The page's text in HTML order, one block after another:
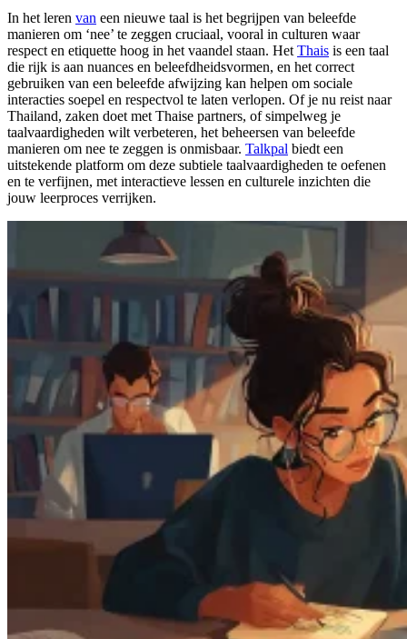
In het leren van een nieuwe taal is het begrijpen van beleefde
manieren om ‘nee’ te zeggen cruciaal, vooral in culturen waar
respect en etiquette hoog in het vaandel staan. Het Thais is een taal
die rijk is aan nuances en beleefdheidsvormen, en het correct
gebruiken van een beleefde afwijzing kan helpen om sociale
interacties soepel en respectvol te laten verlopen. Of je nu reist naar
Thailand, zaken doet met Thaise partners, of simpelweg je
taalvaardigheden wilt verbeteren, het beheersen van beleefde
manieren om nee te zeggen is onmisbaar. Talkpal biedt een
uitstekende platform om deze subtiele taalvaardigheden te oefenen
en te verfijnen, met interactieve lessen en culturele inzichten die
jouw leerproces verrijken.